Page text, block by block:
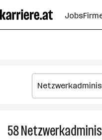
Seiteninhalt
springen
Jobs
58